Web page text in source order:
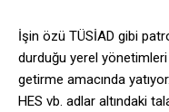
İşin özü TÜSİAD gibi
durduğu yerel yönetimleri
getirme amacında
HES vb. adlar altındaki